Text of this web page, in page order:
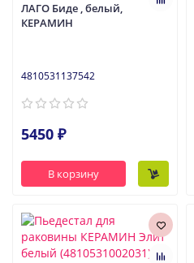
ЛАГО Биде , белый,
КЕРАМИН
4810531137542
5450 ₽
В корзину